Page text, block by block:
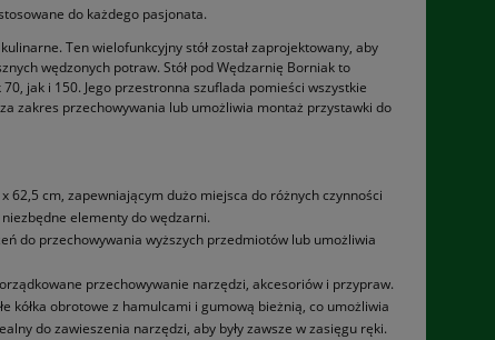
do każdego pasjonata.
Ten wielofunkcyjny stół został zaprojektowany, aby
wędzonych potraw. Stół pod Wędzarnię Borniak to
jak i 150. Jego przestronna szuflada pomieści wszystkie
zakres przechowywania lub umożliwia montaż przystawki do
62,5 cm, zapewniającym dużo miejsca do różnych czynności
elementy do wędzarni.
do przechowywania wyższych przedmiotów lub umożliwia
przechowywanie narzędzi, akcesoriów i przypraw.
kółka obrotowe z hamulcami i gumową bieżnią, co umożliwia
do zawieszenia narzędzi, aby były zawsze w zasięgu ręki.